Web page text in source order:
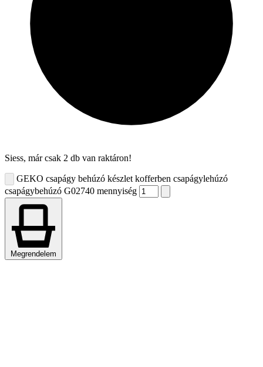
Siess, már csak 2 db van raktáron!
GEKO csapágy behúzó készlet kofferben csapágylehúzó
csapágybehúzó G02740 mennyiség
Megrendelem